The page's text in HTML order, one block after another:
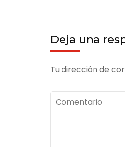
Deja una
Tu dirección de
Comentario